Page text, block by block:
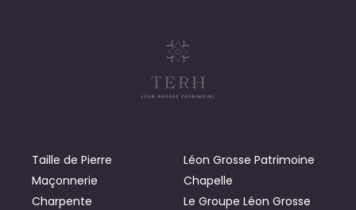
Taille de Pierre
Maçonnerie
Charpente
Léon Grosse Patrimoine
Chapelle
Le Groupe Léon Grosse